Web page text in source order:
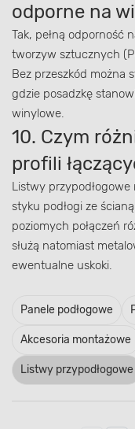
odporne na
Tak, pełną odporność
tworzyw sztucznych
Bez przeszkód można
gdzie posadzkę
winylowe.
10. Czym
profili
Listwy
styku podłogi ze
poziomych połączeń
służą natomiast
ewentualne uskoki.
Panele podłogowe
Akcesoria montażowe
Listwy przypodłogowe